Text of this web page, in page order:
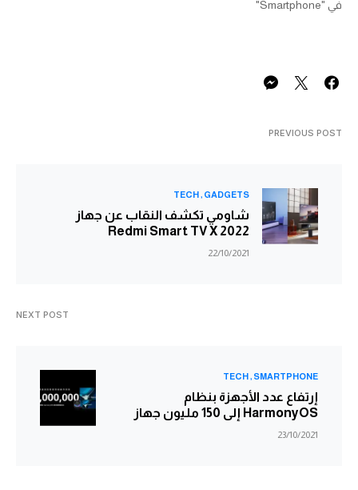
في "Smartphone"
PREVIOUS POST
GADGETS
TECH
شاومي تكشف النقاب عن جهاز
Redmi Smart TV X 2022
22/10/2021
NEXT POST
SMARTPHONE
TECH
إرتفاع عدد الأجهزة بنظام
HarmonyOS إلى 150 مليون جهاز
23/10/2021